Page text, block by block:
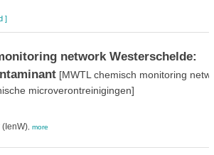
]
network Westerschelde:
[MWTL chemisch monitoring
microverontreinigingen]
(IenW), more